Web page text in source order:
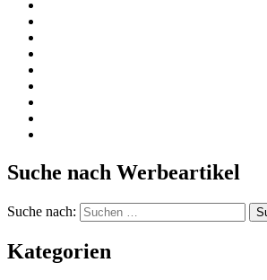
Suche nach Werbeartikel
Suche nach:
Kategorien